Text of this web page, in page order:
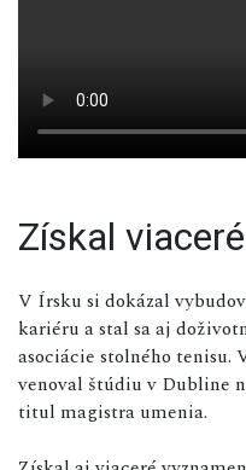
Získal
V Írsku si dokázal
kariéru a stal sa aj
asociácie stolného tenisu.
venoval štúdiu v Dubline
titul magistra umenia.